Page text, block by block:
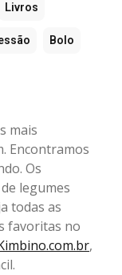
Livros
Bolo
mais
Encontramos
Os
legumes
todas as
favoritas no
,